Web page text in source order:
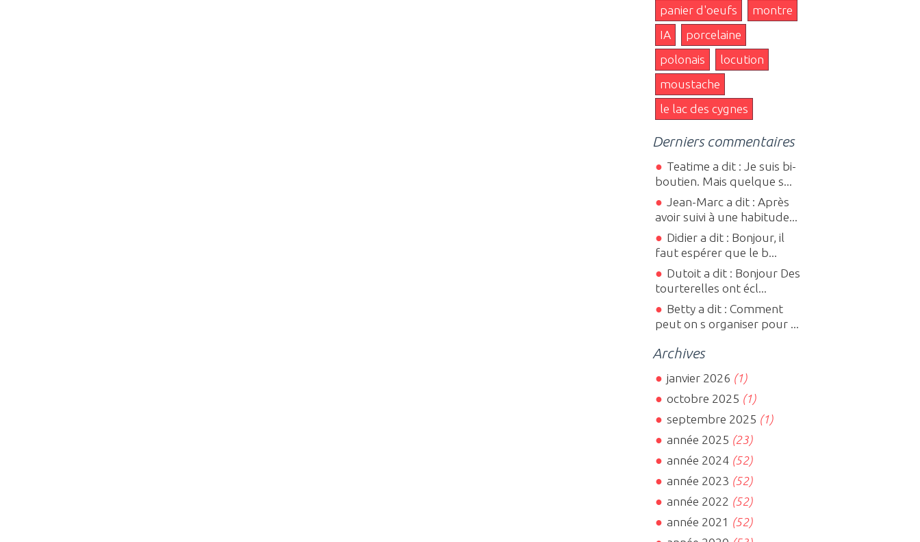
panier d'oeufs
montre
IA
porcelaine
polonais
locution
moustache
le lac des cygnes
Derniers commentaires
Teatime a dit : Je suis bi-
boutien. Mais quelque s...
Jean-Marc a dit : Après
avoir suivi à une habitude...
Didier a dit : Bonjour, il
faut espérer que le b...
Dutoit a dit : Bonjour Des
tourterelles ont écl...
Betty a dit : Comment
peut on s organiser pour ...
Archives
janvier 2026 (1)
octobre 2025 (1)
septembre 2025 (1)
année 2025 (23)
année 2024(52)
année 2023 (52)
année 2022 (52)
année 2021 (52)